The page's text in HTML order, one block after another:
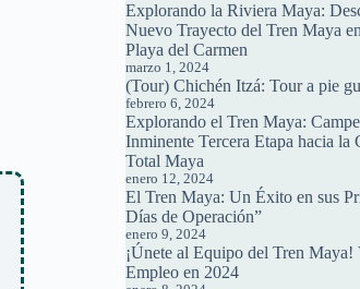
Explorando la Riviera Maya:
Nuevo Trayecto del Tren Maya
Playa del Carmen
marzo 1, 2024
(Tour) Chichén Itzá: Tour a pie
febrero 6, 2024
Explorando el Tren Maya:
Inminente Tercera Etapa hacia la
Total Maya
enero 12, 2024
El Tren Maya: Un Éxito en sus
Días de Operación”
enero 9, 2024
¡Únete al Equipo del Tren Maya!
Empleo en 2024